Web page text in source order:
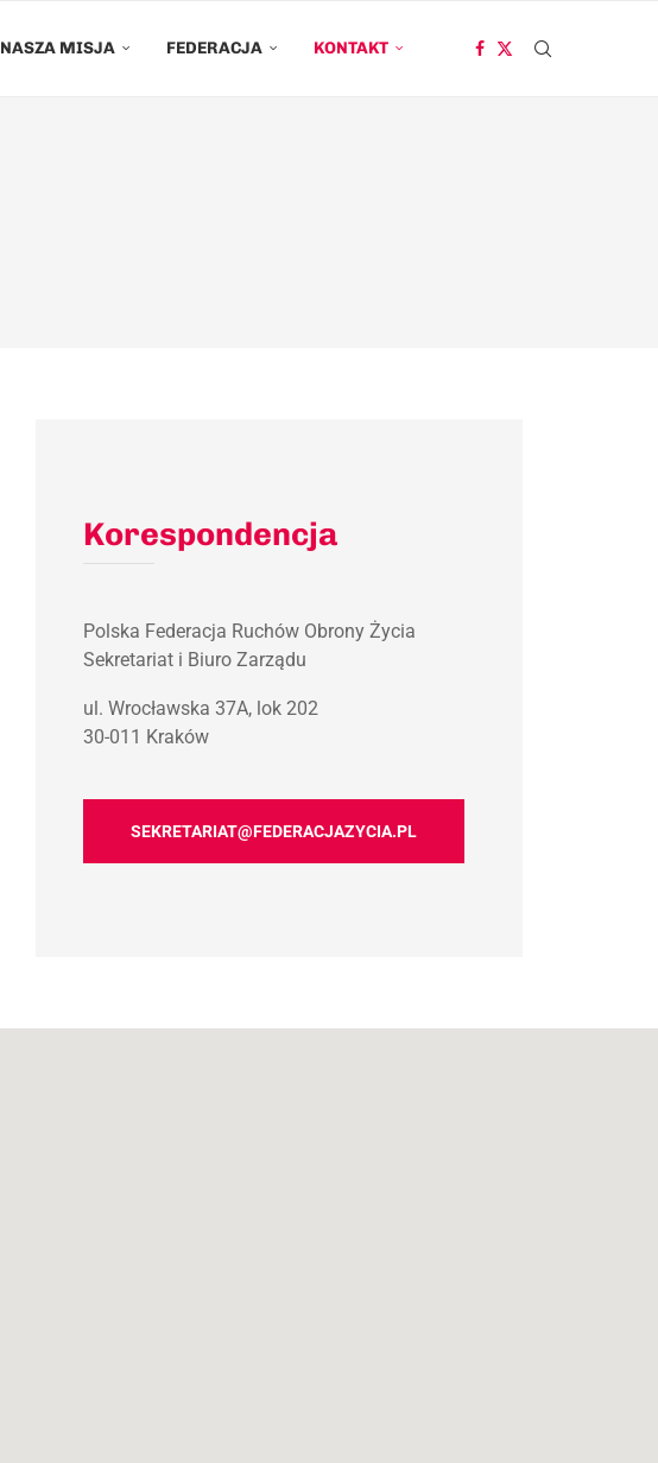
NASZA MISJA FEDERACJA KONTAKT
Korespondencja
Polska Federacja Ruchów Obrony Życia
Sekretariat i Biuro Zarządu
ul. Wrocławska 37A, lok 202
30-011 Kraków
SEKRETARIAT@FEDERACJAZYCIA.PL